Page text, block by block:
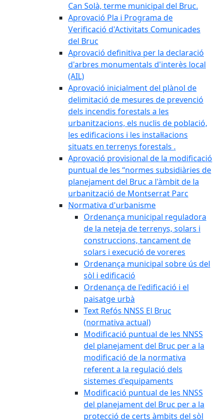
Can Solà, terme municipal del Bruc.
Aprovació Pla i Programa de
Verificació d'Activitats Comunicades
del Bruc
Aprovació definitiva per la declaració
d'arbres monumentals d'interès local
(AIL)
Aprovació inicialment del plànol de
delimitació de mesures de prevenció
dels incendis forestals a les
urbanitzacions, els nuclis de població,
les edificacions i les instal·lacions
situats en terrenys forestals .
Aprovació provisional de la modificació
puntual de les “normes subsidiàries de
planejament del Bruc a l'àmbit de la
urbanització de Montserrat Parc
Normativa d'urbanisme
Ordenança municipal reguladora
de la neteja de terrenys, solars i
construccions, tancament de
solars i execució de voreres
Ordenança municipal sobre ús del
sòl i edificació
Ordenança de l'edificació i el
paisatge urbà
Text Refós NNSS El Bruc
(normativa actual)
Modificació puntual de les NNSS
del planejament del Bruc per a la
modificació de la normativa
referent a la regulació dels
sistemes d'equipaments
Modificació puntual de les NNSS
del planejament del Bruc per a la
protecció de certs àmbits del sòl